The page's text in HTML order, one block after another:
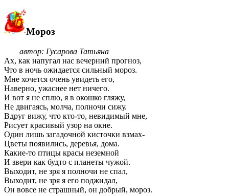
Мороз
автор: Гусарова Татьяна
Ах, как напугал нас вечерний прогноз,
Что в ночь ожидается сильный мороз.
Мне хочется очень увидеть его,
Наверно, ужаснее нет ничего.
И вот я не сплю, я в окошко гляжу,
Не двигаясь, молча, полночи сижу.
Вдруг вижу, что кто-то, невидимый мне,
Рисует красивый узор на окне.
Один лишь загадочной кисточки взмах-
Цветы появились, деревья, дома.
Какие-то птицы красы неземной
И звери как будто с планеты чужой.
Выходит, не зря я полночи не спал,
Выходит, не зря я его поджидал,
Он вовсе не страшный, он добрый, мороз.